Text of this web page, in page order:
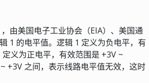
由美国电子工业协会（EIA）、美国通
1 的电平值。逻辑 1 定义为负电平，有
义为正电平，有效范围是 +3V ~
+3V 之间，表示线路电平值无效，这时